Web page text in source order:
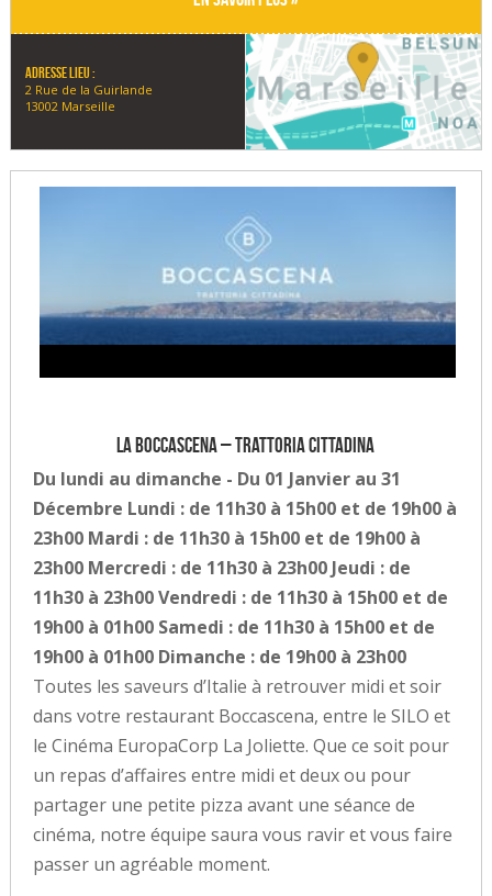
Adresse lieu :
2 Rue de la Guirlande
13002 Marseille
La Boccascena – Trattoria Cittadina
Du lundi au dimanche - Du 01 Janvier au 31
Décembre Lundi : de 11h30 à 15h00 et de 19h00 à
23h00 Mardi : de 11h30 à 15h00 et de 19h00 à
23h00 Mercredi : de 11h30 à 23h00 Jeudi : de
11h30 à 23h00 Vendredi : de 11h30 à 15h00 et de
19h00 à 01h00 Samedi : de 11h30 à 15h00 et de
19h00 à 01h00 Dimanche : de 19h00 à 23h00
Toutes les saveurs d’Italie à retrouver midi et soir
dans votre restaurant Boccascena, entre le SILO et
le Cinéma EuropaCorp La Joliette. Que ce soit pour
un repas d’affaires entre midi et deux ou pour
partager une petite pizza avant une séance de
cinéma, notre équipe saura vous ravir et vous faire
passer un agréable moment.